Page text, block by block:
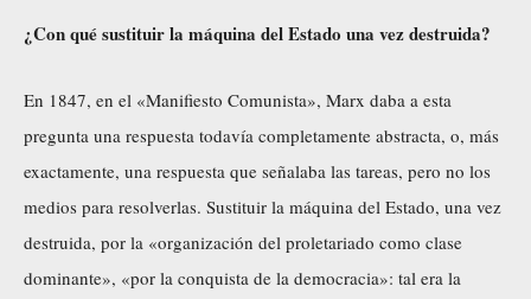
¿Con qué sustituir la máquina del Estado una vez destruida?
En 1847, en el «Manifiesto Comunista», Marx daba a esta
pregunta una respuesta todavía completamente abstracta, o, más
exactamente, una respuesta que señalaba las tareas, pero no los
medios para resolverlas. Sustituir la máquina del Estado, una vez
destruida, por la «organización del proletariado como clase
dominante», «por la conquista de la democracia»: tal era la